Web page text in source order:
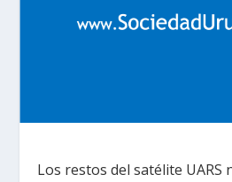
Los restos del satélite UARS